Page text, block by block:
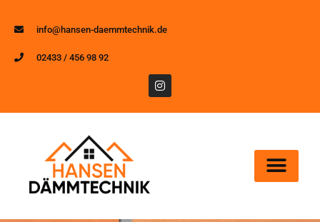
info@hansen-daemmtechnik.de
02433 / 456 98 92